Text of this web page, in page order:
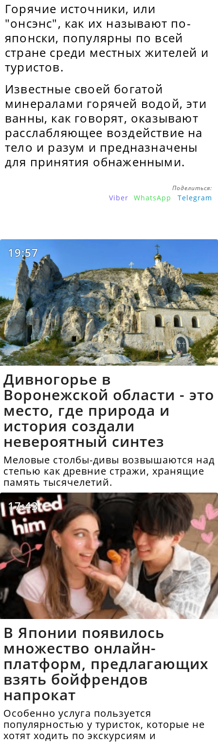
Горячие источники, или
"онсэнс", как их называют по-
японски, популярны по всей
стране среди местных жителей и
туристов.
Известные своей богатой
минералами горячей водой, эти
ванны, как говорят, оказывают
расслабляющее воздействие на
тело и разум и предназначены
для принятия обнаженными.
Поделиться:
Viber WhatsApp Telegram
19:57
Дивногорье в
Воронежской области - это
место, где природа и
история создали
невероятный синтез
Меловые столбы-дивы возвышаются над
степью как древние стражи, хранящие
память тысячелетий.
17:43
В Японии появилось
множество онлайн-
платформ, предлагающих
взять бойфрендов
напрокат
Особенно услуга пользуется
популярностью у туристок, которые не
хотят ходить по экскурсиям и